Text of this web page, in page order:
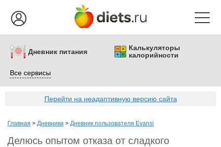
Дневник питания
Калькуляторы
калорийности
Все сервисы
Перейти на неадаптивную версию сайта
Главная > Дневники > Дневник пользователя Evansi
Делюсь опытом отказа от сладкого